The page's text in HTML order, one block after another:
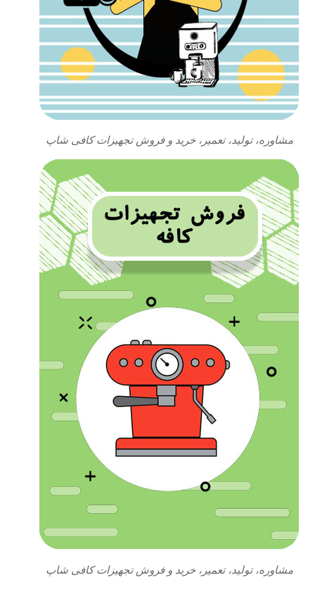
مشاوره، تولید، تعمیر، خرید و فروش تجهیزات کافی شاپ
مشاوره، تولید، تعمیر، خرید و فروش تجهیزات کافی شاپ